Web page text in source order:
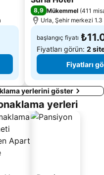
Kalesi
8,9 Mükemmel (411
Urla, Şehir merkezi
başlangıç fiyatı
Fiyatları görün: 2
Fiyatları
yerlerini göster
yerleri